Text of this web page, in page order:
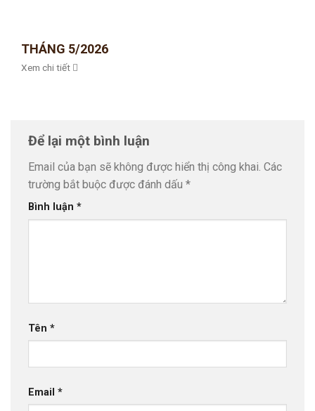
THÁNG 5/2026
Xem chi tiết
Để lại một bình luận
Email của bạn sẽ không được hiển thị công khai. Các
trường bắt buộc được đánh dấu *
Bình luận *
Tên *
Email *